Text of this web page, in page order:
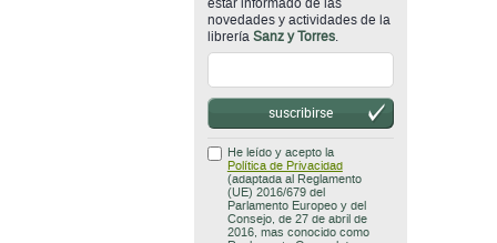
estar informado de las
novedades y actividades de la
librería Sanz y Torres.
suscribirse
He leído y acepto la
Política de Privacidad
(adaptada al Reglamento
(UE) 2016/679 del
Parlamento Europeo y del
Consejo, de 27 de abril de
2016, mas conocido como